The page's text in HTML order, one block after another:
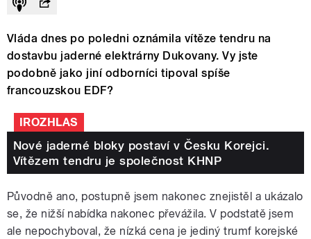
Vláda dnes po poledni oznámila vítěze tendru na
dostavbu jaderné elektrárny Dukovany. Vy jste
podobně jako jiní odborníci tipoval spíše
francouzskou EDF?
IROZHLAS
Nové jaderné bloky postaví v Česku Korejci.
Vítězem tendru je společnost KHNP
Původně ano, postupně jsem nakonec znejistěl a ukázalo
se, že nižší nabídka nakonec převážila. V podstatě jsem
ale nepochyboval, že nízká cena je jediný trumf korejské